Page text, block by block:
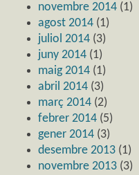
novembre 2014 (1)
agost 2014 (1)
juliol 2014 (3)
juny 2014 (1)
maig 2014 (1)
abril 2014 (3)
març 2014 (2)
febrer 2014 (5)
gener 2014 (3)
desembre 2013 (1)
novembre 2013 (3)